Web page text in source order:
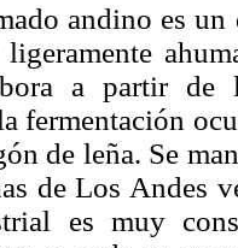
andino es
a partir
fermentación
de leña. Se
de Los Andes
es muy